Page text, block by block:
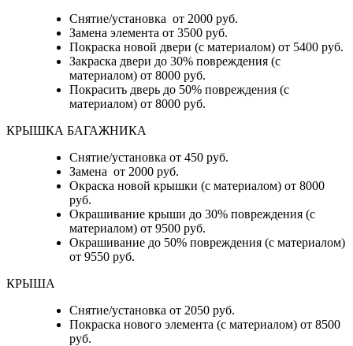
Снятие/установка от 2000 руб.
Замена элемента от 3500 руб.
Покраска новой двери (с материалом) от 5400 руб.
Закраска двери до 30% повреждения (с
материалом) от 8000 руб.
Покрасить дверь до 50% повреждения (с
материалом) от 8000 руб.
КРЫШКА БАГАЖНИКА
Снятие/установка от 450 руб.
Замена от 2000 руб.
Окраска новой крышки (с материалом) от 8000
руб.
Окрашивание крыши до 30% повреждения (с
материалом) от 9500 руб.
Окрашивание до 50% повреждения (с материалом)
от 9550 руб.
КРЫША
Снятие/установка от 2050 руб.
Покраска нового элемента (с материалом) от 8500
руб.